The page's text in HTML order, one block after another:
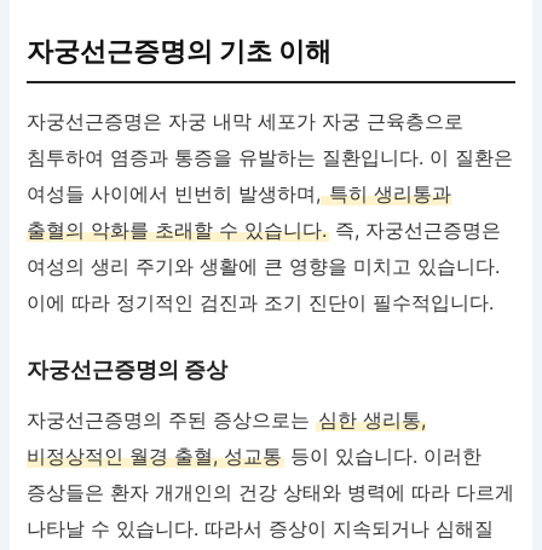
자궁선근증명의 기초 이해
자궁선근증명은 자궁 내막 세포가 자궁 근육층으로
침투하여 염증과 통증을 유발하는 질환입니다. 이 질환은
여성들 사이에서 빈번히 발생하며,특히 생리통과
출혈의 악화를 초래할 수 있습니다. 즉, 자궁선근증명은
여성의 생리 주기와 생활에 큰 영향을 미치고 있습니다.
이에 따라 정기적인 검진과 조기 진단이 필수적입니다.
자궁선근증명의 증상
자궁선근증명의 주된 증상으로는심한 생리통,
비정상적인 월경 출혈, 성교통 등이 있습니다. 이러한
증상들은 환자 개개인의 건강 상태와 병력에 따라 다르게
나타날 수 있습니다. 따라서 증상이 지속되거나 심해질